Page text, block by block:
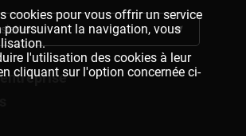
cookies pour vous offrir un service
poursuivant la navigation, vous
l'utilisation des cookies à leur
cliquant sur l'option concernée ci-
d'entreprise